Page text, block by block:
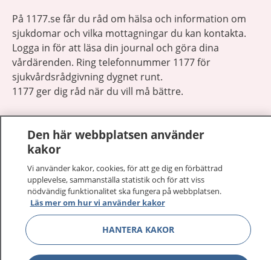
På 1177.se får du råd om hälsa och information om
sjukdomar och vilka mottagningar du kan kontakta.
Logga in för att läsa din journal och göra dina
vårdärenden. Ring telefonnummer 1177 för
sjukvårdsrådgivning dygnet runt.
1177 ger dig råd när du vill må bättre.
1177 på flera språk
Om 1177
Kontakt Visa
Den här webbplatsen använder
kakor
Vi använder kakor, cookies, för att ge dig en förbättrad
upplevelse, sammanställa statistik och för att viss
nödvändig funktionalitet ska fungera på webbplatsen.
Läs mer om hur vi använder kakor
HANTERA KAKOR